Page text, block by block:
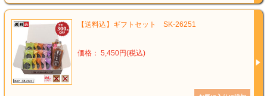
【送料込】ギフトセット SK-26251
価格： 5,450円(税込)